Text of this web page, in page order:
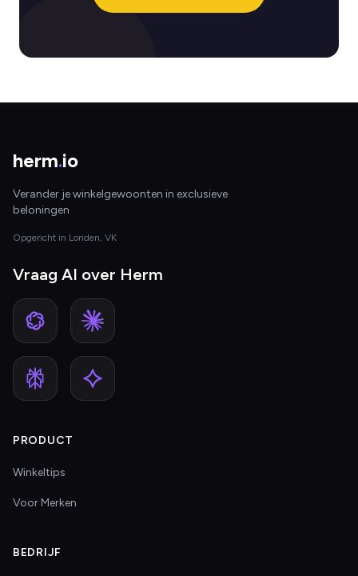
herm.io
Verander je winkelgewoonten in exclusieve
beloningen
Opgericht in Londen, VK
Vraag AI over Herm
PRODUCT
Winkeltips
Voor Merken
BEDRIJF